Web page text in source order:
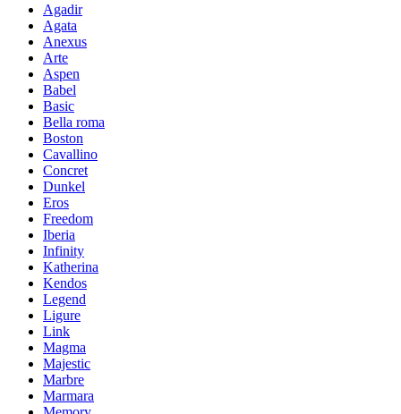
Agadir
Agata
Anexus
Arte
Aspen
Babel
Basic
Bella roma
Boston
Cavallino
Concret
Dunkel
Eros
Freedom
Iberia
Infinity
Katherina
Kendos
Legend
Ligure
Link
Magma
Majestic
Marbre
Marmara